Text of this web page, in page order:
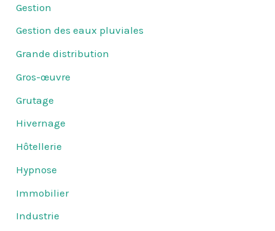
Gestion
Gestion des eaux pluviales
Grande distribution
Gros-œuvre
Grutage
Hivernage
Hôtellerie
Hypnose
Immobilier
Industrie